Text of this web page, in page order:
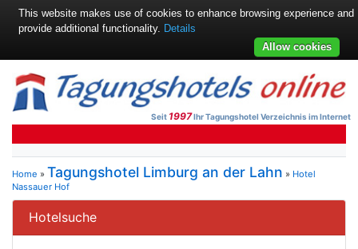
Seit 1997Ihr Tagungshotel Verzeichnis im Internet
Home » Tagungshotel Limburg an der Lahn » Hotel
Nassauer Hof
Hotelsuche
This website makes use of cookies to enhance browsing experience and
provide additional functionality. Details
Allow cookies